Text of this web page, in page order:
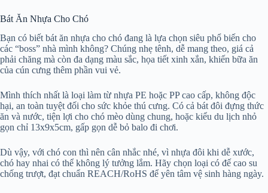
Bát Ăn Nhựa Cho Chó
Bạn có biết bát ăn nhựa cho chó đang là lựa chọn siêu phổ biến cho
các “boss” nhà mình không? Chúng nhẹ tênh, dễ mang theo, giá cả
phải chăng mà còn đa dạng màu sắc, họa tiết xinh xắn, khiến bữa ăn
của cún cưng thêm phần vui vẻ.
Mình thích nhất là loại làm từ nhựa PE hoặc PP cao cấp, không độc
hại, an toàn tuyệt đối cho sức khỏe thú cưng. Có cả bát đôi đựng thức
ăn và nước, tiện lợi cho chó mèo dùng chung, hoặc kiểu du lịch nhỏ
gọn chỉ 13x9x5cm, gấp gọn dễ bỏ balo đi chơi.
Dù vậy, với chó con thì nên cân nhắc nhé, vì nhựa đôi khi dễ xước,
chó hay nhai có thể không lý tưởng lắm. Hãy chọn loại có đế cao su
chống trượt, đạt chuẩn REACH/RoHS để yên tâm vệ sinh hàng ngày.